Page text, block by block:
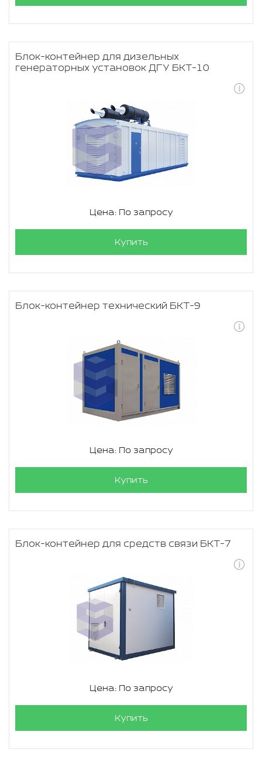
Блок-контейнер для дизельных
генераторных установок ДГУ БКТ-10
Цена: По запросу
Купить
Блок-контейнер технический БКТ-9
Цена: По запросу
Купить
Блок-контейнер для средств связи БКТ-7
Цена: По запросу
Купить